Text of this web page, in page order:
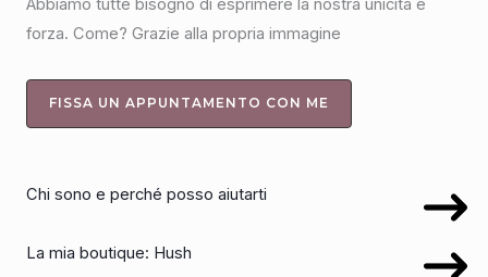
Abbiamo tutte bisogno di esprimere la nostra unicità e
forza. Come? Grazie alla propria immagine
FISSA UN APPUNTAMENTO CON ME
Chi sono e perché posso aiutarti
La mia boutique: Hush